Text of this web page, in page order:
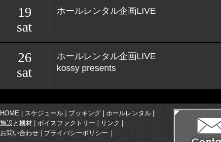
19
sat
ホールレンタル企画LIVE
26
sat
ホールレンタル企画LIVE
kossy presents
HOME スケジュール ブッキング ホールレンタル
施設と機材
ボイスファクトリー リンク
お問い合わせ
プライバシーポリシー ｜